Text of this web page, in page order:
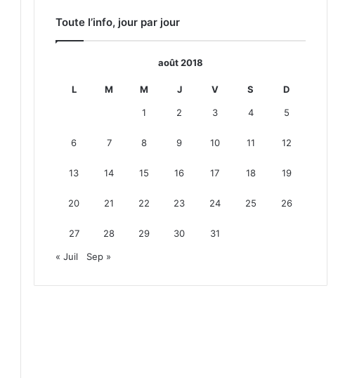
Toute l’info, jour par jour
août 2018
L M M J V S D
1 2 3 4 5
6 7 8 9 10 11 12
13 14 15 16 17 18 19
20 21 22 23 24 25 26
27 28 29 30 31
« Juil Sep »